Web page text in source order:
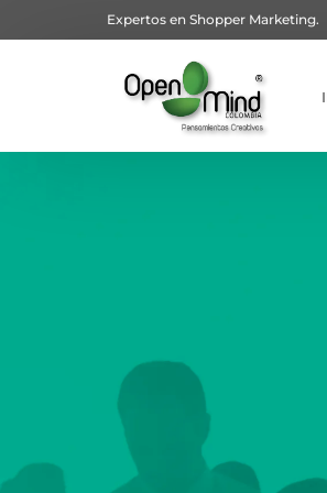
Expertos en Shopper Marketing.